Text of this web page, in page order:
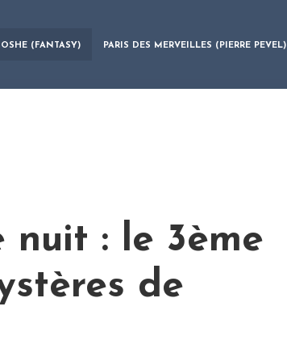
(FANTASY) PARIS DES MERVEILLES (PIERRE PEVEL)
nuit : le 3ème
de